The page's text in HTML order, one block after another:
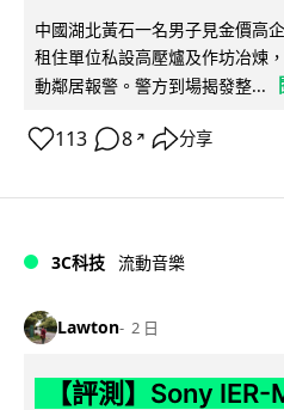
中國湖北黃石一名男子見金價高
租住單位私設高壓爐及作坊冶煉
動鄰居報警。警方到場揭發整...
113 8 ↗ 分享
3C科技 流動音樂
Lawton 2 日
【評測】Sony